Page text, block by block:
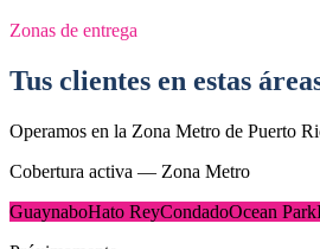
Zonas de entrega
Tus clientes en estas
Operamos en la Zona Metro de Puerto
Cobertura activa — Zona Metro
GuaynaboHato ReyCondadoOcean Park